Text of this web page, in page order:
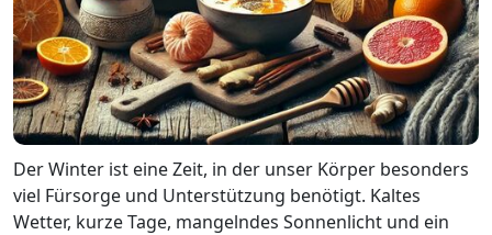
Der Winter ist eine Zeit, in der unser Körper besonders
viel Fürsorge und Unterstützung benötigt. Kaltes
Wetter, kurze Tage, mangelndes Sonnenlicht und ein